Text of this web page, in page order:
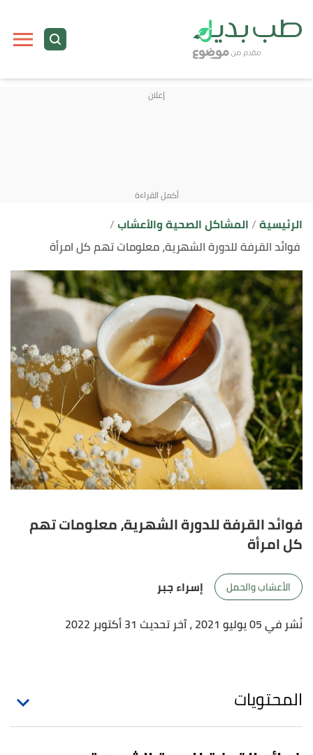
الرئيسية المشاكل الصحية والأعشاب
فوائد القرفة للدورة الشهرية، معلومات تهم كل امرأة
فوائد القرفة للدورة الشهرية، معلومات تهم
كل امرأة
الأعشاب والحمل
إسراء جبر
نُشر في 05 يوليو 2021
، آخر تحديث 31 أكتوبر 2022
المحتويات